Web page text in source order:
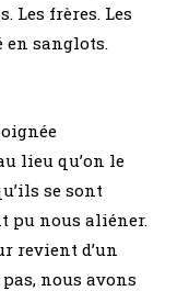
Les frères. Les
en sanglots.
lieu qu’on le
se sont
pu nous aliéner.
revient d’un
nous avons